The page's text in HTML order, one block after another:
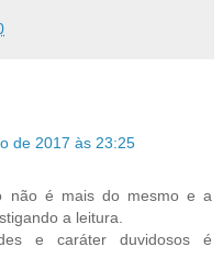
de 2017 às 23:25
não é mais do mesmo e a
a leitura.
e caráter duvidosos é